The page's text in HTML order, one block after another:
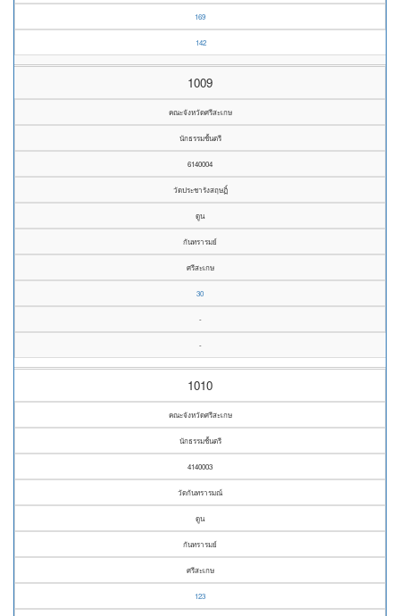
169
142
1009
คณะจังหวัดศรีสะเกษ
นักธรรมชั้นตรี
6140004
วัดประชารังสฤษฏิ์
ดูน
กันทรารมย์
ศรีสะเกษ
30
-
-
1010
คณะจังหวัดศรีสะเกษ
นักธรรมชั้นตรี
4140003
วัดกันทรารมณ์
ดูน
กันทรารมย์
ศรีสะเกษ
123